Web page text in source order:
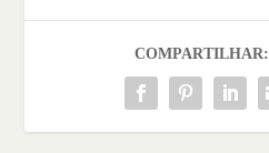
COMPARTILHAR: